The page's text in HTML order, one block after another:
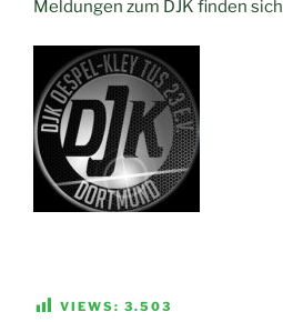
Meldungen zum DJK finden sich
VIEWS: 3.503